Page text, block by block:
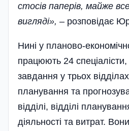
стосів паперів, майже
вигляді», – розповідає
Нині у планово-
працюють 24 спеціалісти,
завдання у трьох
планування та
відділі, відділі
діяльності та витрат.